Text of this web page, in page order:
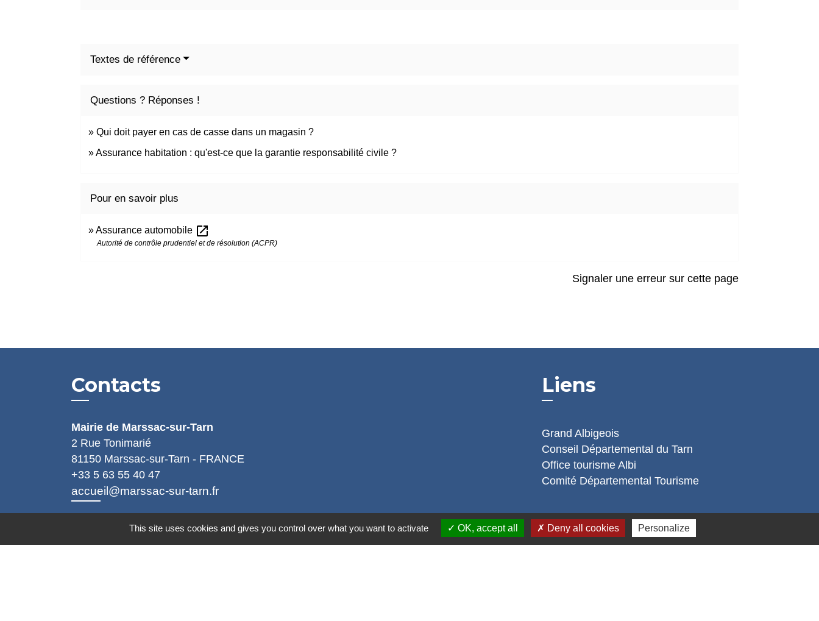
Textes de référence
Questions ? Réponses !
Qui doit payer en cas de casse dans un magasin ?
Assurance habitation : qu'est-ce que la garantie responsabilité civile ?
Pour en savoir plus
Assurance automobile open_in_new
Autorité de contrôle prudentiel et de résolution (ACPR)
Signaler une erreur sur cette page
Contacts
Mairie de Marssac-sur-Tarn
2 Rue Tonimarié
81150 Marssac-sur-Tarn - FRANCE
+33 5 63 55 40 47
accueil@marssac-sur-tarn.fr
Lien vers les HORAIRES et CONTACTS
Liens
Grand Albigeois
Conseil Départemental du Tarn
Office tourisme Albi
Comité Départemental Tourisme
This site uses cookies and gives you control over what you want to activate OK, accept all Deny all cookies Personalize